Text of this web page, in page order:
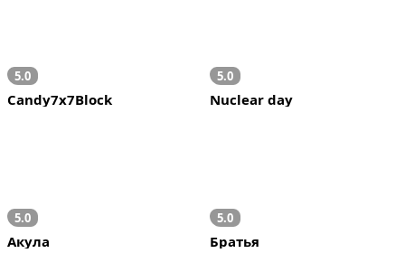
5.0
Candy7x7Block
5.0
Nuclear day
5.0
Акула
5.0
Братья